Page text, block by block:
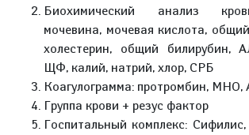
Биохимический анализ
мочевина, мочевая кислота,
холестерин, общий билирубин,
ЩФ, калий, натрий, хлор, СРБ
Коагулограмма: протромбин,
Группа крови + резус фактор
Госпитальный комплекс: